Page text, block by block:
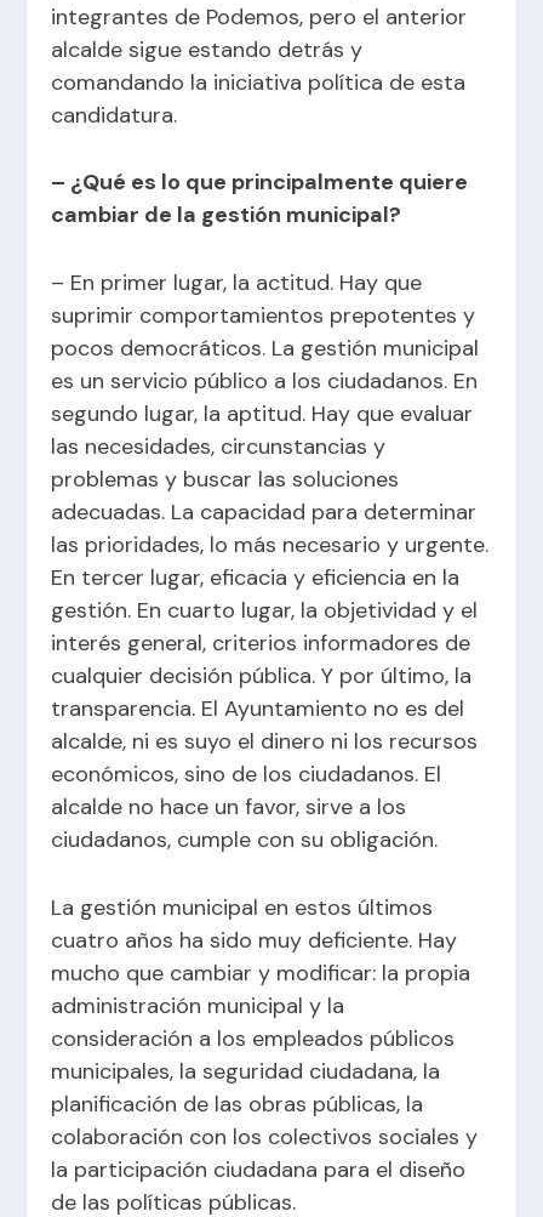
integrantes de Podemos, pero el anterior
alcalde sigue estando detrás y
comandando la iniciativa política de esta
candidatura.
– ¿Qué es lo que principalmente quiere
cambiar de la gestión municipal?
– En primer lugar, la actitud. Hay que
suprimir comportamientos prepotentes y
pocos democráticos. La gestión municipal
es un servicio público a los ciudadanos. En
segundo lugar, la aptitud. Hay que evaluar
las necesidades, circunstancias y
problemas y buscar las soluciones
adecuadas. La capacidad para determinar
las prioridades, lo más necesario y urgente.
En tercer lugar, eficacia y eficiencia en la
gestión. En cuarto lugar, la objetividad y el
interés general, criterios informadores de
cualquier decisión pública. Y por último, la
transparencia. El Ayuntamiento no es del
alcalde, ni es suyo el dinero ni los recursos
económicos, sino de los ciudadanos. El
alcalde no hace un favor, sirve a los
ciudadanos, cumple con su obligación.
La gestión municipal en estos últimos
cuatro años ha sido muy deficiente. Hay
mucho que cambiar y modificar: la propia
administración municipal y la
consideración a los empleados públicos
municipales, la seguridad ciudadana, la
planificación de las obras públicas, la
colaboración con los colectivos sociales y
la participación ciudadana para el diseño
de las políticas públicas.